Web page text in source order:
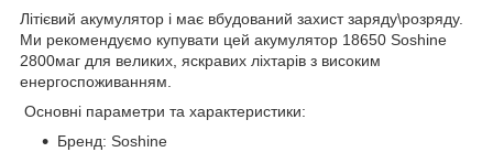
Літієвий акумулятор і має вбудований захист заряду\розряду.
Ми рекомендуємо купувати цей акумулятор 18650 Soshine
2800маг для великих, яскравих ліхтарів з високим
енергоспоживанням.
Основні параметри та характеристики:
Бренд: Soshine